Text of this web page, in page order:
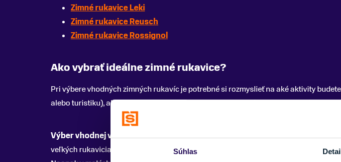
Súhlas
Zimné rukavice Leki
Zimné rukavice Reusch
Zimné rukavice Rossignol
Ako vybrať ideálne zimné rukavice?
Pri výbere vhodných zimných rukavíc je potrebné si rozmyslieť na aké aktivity
alebo turistiku), akú veľkosť potrebujete, parametre, materiál alebo technológie.
Výber vhodnej veľkostiby ste nemali nechať na náhodu, inak si koledujete o
veľkých rukaviciach vám bude zima, nakoľko si nevytvoríte dostatok tepla.